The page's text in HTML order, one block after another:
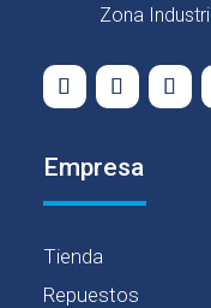
Zona
Empresa
Tienda
Repuestos